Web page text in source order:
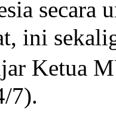
secara
ini
Ketua
7).